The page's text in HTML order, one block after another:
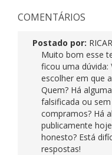
COMENTÁRIOS
Postado por:
Muito bom esse
ficou uma
escolher em que
Quem? Há
falsificada ou
compramos? Há
publicamente
honesto? Está
respostas!